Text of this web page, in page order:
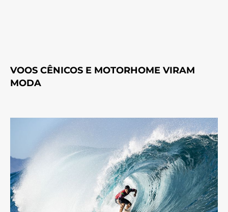
VOOS CÊNICOS E MOTORHOME VIRAM
MODA